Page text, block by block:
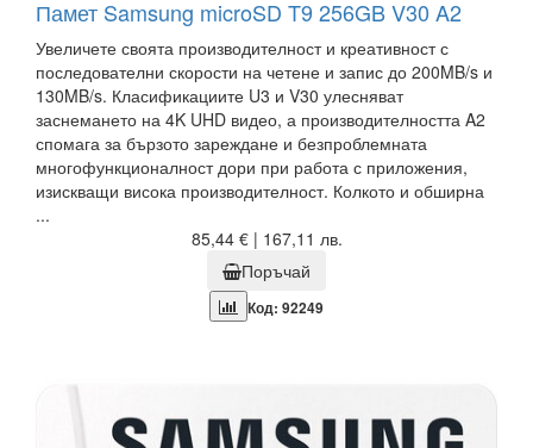
Памет Samsung microSD T9 256GB V30 A2
Увеличете своята производителност и креативност с
последователни скорости на четене и запис до 200MB/s и
130MB/s. Класификациите U3 и V30 улесняват
заснемането на 4K UHD видео, а производителността A2
спомага за бързото зареждане и безпроблемната
многофункционалност дори при работа с приложения,
изискващи висока производителност. Колкото и обширна
...
85,44 € | 167,11 лв.
Поръчай
Код: 92249